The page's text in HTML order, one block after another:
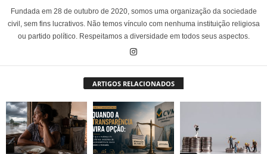
Fundada em 28 de outubro de 2020, somos uma organização da sociedade
civil, sem fins lucrativos. Não temos vínculo com nenhuma instituição religiosa
ou partido político. Respeitamos a diversidade em todos seus aspectos.
ARTIGOS RELACIONADOS